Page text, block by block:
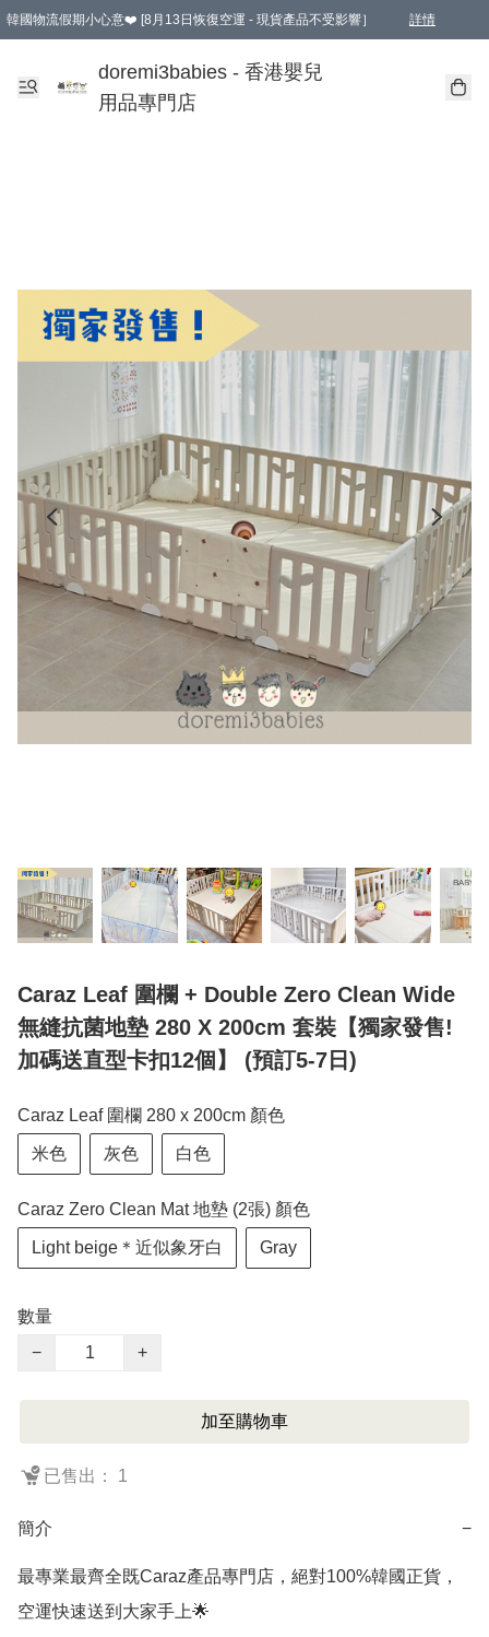
韓國物流假期小心意❤️ [8月13日恢復空運 - 現貨產品不受影響］ 詳情
新會員首張訂單滿$600即享9折優惠！(部份超優惠產品 & 品牌指定價除外)
doremi3babies - 香港嬰兒
用品專門店
Caraz Leaf 圍欄 + Double Zero Clean Wide
無縫抗菌地墊 280 X 200cm 套裝【獨家發售!
加碼送直型卡扣12個】 (預訂5-7日)
Caraz Leaf 圍欄 280 x 200cm 顏色
米色 灰色 白色
Caraz Zero Clean Mat 地墊 (2張) 顏色
Light beige＊近似象牙白 Gray
數量
−
+
加至購物車
已售出： 1
簡介 −
最專業最齊全既Caraz產品專門店，絕對100%韓國正貨，
空運快速送到大家手上🌟